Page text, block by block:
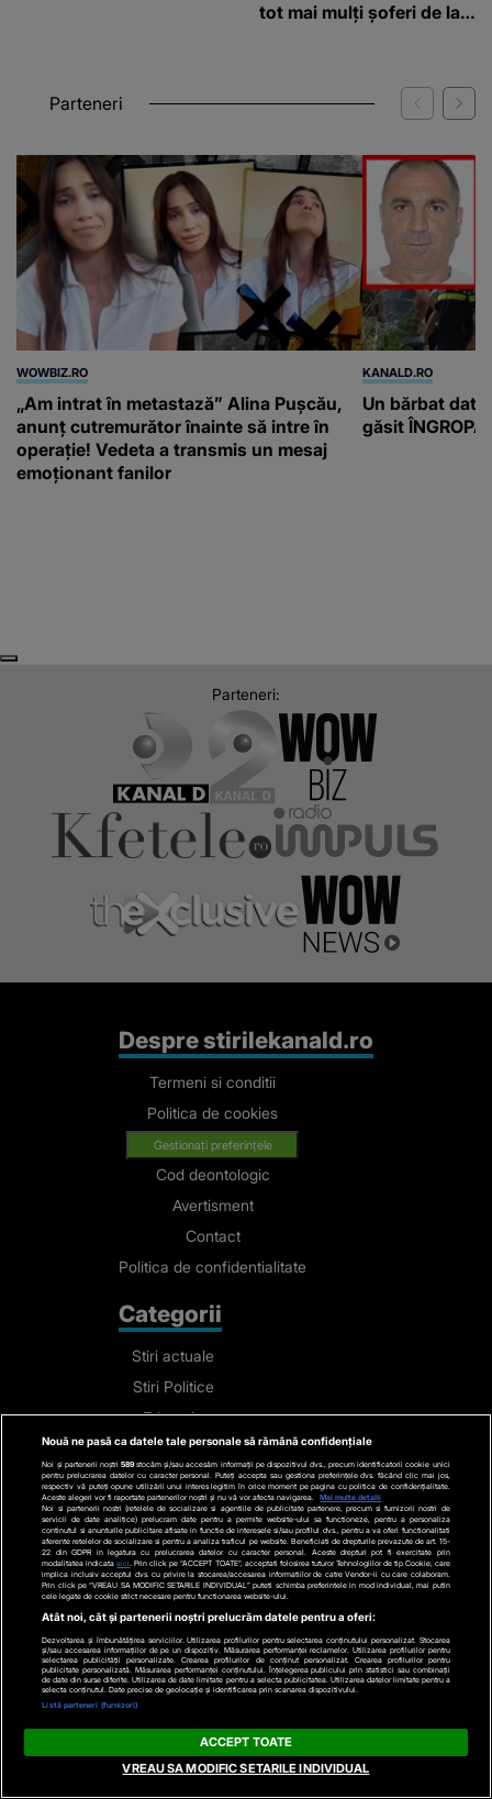
tot mai mulți șoferi de la
Parteneri
WOWBIZ.RO
„Am intrat în metastază” Alina Pușcău,
anunț cutremurător înainte să intre în
operație! Vedeta a transmis un mesaj
emoționant fanilor
KANALD.RO
Un bărbat dat
găsit
Parteneri:
Despre stirilekanald.ro
Termeni si conditii
Politica de cookies
Gestionați preferințele
Cod deontologic
Avertisment
Contact
Politica de confidentialitate
Categorii
Stiri actuale
Stiri Politice
Educatie
Stiri externe
Life
Tech
Stiri auto
Stiri economice
Sport
Contact
Bd. Mărăști 65-67,
Pavilion T, sector 1
Nouă ne pasă ca datele tale personale să rămână confidențiale
Noi și partenerii noștri 589stocăm și/sau accesăm informații pe dispozitivul dvs., precum identificatorii cookie unici
pentru prelucrarea datelor cu caracter personal. Puteți accepta sau gestiona preferințele dvs. făcând clic mai jos,
respectiv vă puteți opune utilizării unui interes legitim în orice moment pe pagina cu politica de confidențialitate.
Aceste alegeri vor fi raportate partenerilor noștri și nu vă vor afecta navigarea.
Mai multe detalii
Noi si partenerii nostri (retelele de socializare si agentiile de publicitate partenere, precum si furnizorii nostri de
servicii de date analitice) prelucram date pentru a permite website-ului sa functioneze, pentru a personaliza
continutul si anunturile publicitare afisate in functie de interesele si/sau profilul dvs., pentru a va oferi functionalitati
aferente retelelor de socializare si pentru a analiza traficul pe website. Beneficiati de drepturile prevazute de art. 15-
22 din GDPR in legatura cu prelucrarea datelor cu caracter personal. Aceste drepturi pot fi exercitate prin
modalitatea indicataaici . Prin click pe “ACCEPT TOATE”, acceptati folosirea tuturor Tehnologiilor de tip Cookie, care
implica inclusiv acceptul dvs. cu privire la stocarea/accesarea informatiilor de catre Vendor-ii cu care colaboram.
Prin click pe “VREAU SA MODIFIC SETARILE INDIVIDUAL” puteti schimba preferintele in mod individual, mai putin
cele legate de cookie strict necesare pentru functionarea website-ului.
Atât noi, cât și partenerii noștri prelucrăm datele pentru a oferi:
Dezvoltarea și îmbunătățirea serviciilor. Utilizarea profilurilor pentru selectarea conținutului personalizat. Stocarea
și/sau accesarea informațiilor de pe un dispozitiv. Măsurarea performanței reclamelor. Utilizarea profilurilor pentru
selectarea publicității personalizate. Crearea profilurilor de conținut personalizat. Crearea profilurilor pentru
publicitate personalizată. Măsurarea performanței conținutului. Înțelegerea publicului prin statistici sau combinații
de date din surse diferite. Utilizarea de date limitate pentru a selecta publicitatea. Utilizarea datelor limitate pentru a
selecta conținutul. Date precise de geolocație și identificarea prin scanarea dispozitivului.
Listă parteneri (furnizori)
ACCEPT TOATE
VREAU SA MODIFIC SETARILE INDIVIDUAL